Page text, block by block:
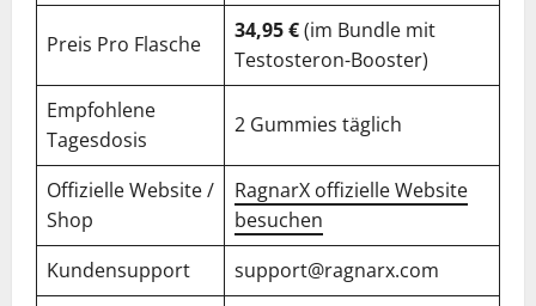
Preis Pro Flasche
34,95 €(im Bundle mit
Testosteron-Booster)
Empfohlene
Tagesdosis
2 Gummies täglich
Offizielle Website /
Shop
RagnarX offizielle Website
besuchen
Kundensupport
support@ragnarx.com